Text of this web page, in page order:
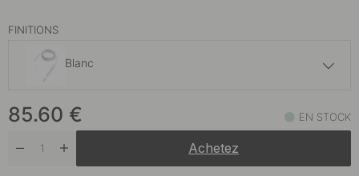
FINITIONS
Blanc
Blanc En stock
85.60 € EN STOCK
Achetez